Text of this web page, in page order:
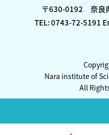
〒630-0192 奈良
TEL: 0743-72-5191
Nara institute of
All